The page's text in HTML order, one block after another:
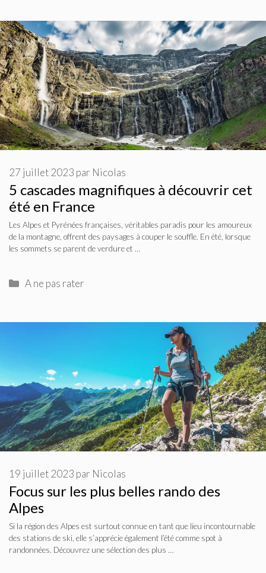
5 cascades magnifiques à découvrir cet
été en France
27 juillet 2023 par Nicolas
Les Alpes et Pyrénées françaises, véritables paradis pour les amoureux
de la montagne, offrent des paysages à couper le souffle. En été, lorsque
les sommets se parent de verdure et …
Catégories
A ne pas rater
Focus sur les plus belles rando des
Alpes
19 juillet 2023 par Nicolas
Si la région des Alpes est surtout connue en tant que lieu incontournable
des stations de ski, elle s’apprécie également l’été comme spot à
randonnées. Découvrez une sélection des plus …